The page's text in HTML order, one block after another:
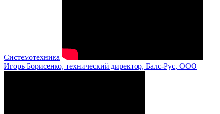
Системотехника
Игорь Борисенко, технический директор, Балс-Рус, ООО